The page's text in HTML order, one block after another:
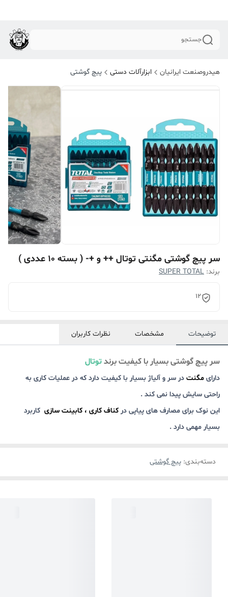
جستجو
هیدروصنعت ایرانیان ابزارآلات دستی پیچ گوشتی
سر پیچ گوشتی مگنتی توتال ++ و +- ( بسته 10 عددی )
برند: SUPER TOTAL
12
توضیحات مشخصات نظرات کاربران
سر پیچ گوشتی بسیار با کیفیت برندتوتال
دارای مگنت در سر و آلیاژ بسیار با کیفیت دارد که در عملیات کاری به
راحتی سایش پیدا نمی کند .
این نوک برای مصارف های پیاپی در کناف کاری ، کابینت سازی کاربرد
بسیار مهمی دارد .
دسته‌بندی: پیچ گوشتی